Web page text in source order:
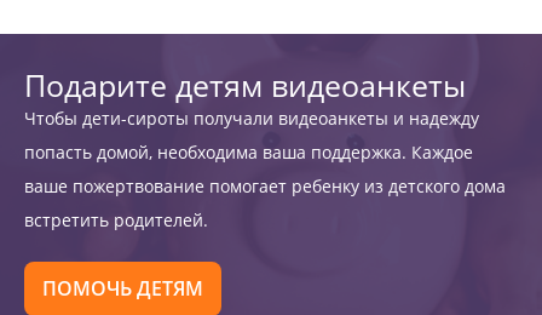
Подарите детям видеоанкеты
Чтобы дети-сироты получали видеоанкеты и надежду
попасть домой, необходима ваша поддержка. Каждое
ваше пожертвование помогает ребенку из детского дома
встретить родителей.
ПОМОЧЬ ДЕТЯМ